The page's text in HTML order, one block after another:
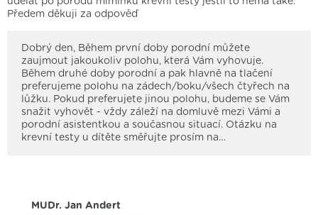
Předem děkuji za odpověď
Dobrý den, Během první doby porodní můžete
zaujmout jakoukoliv polohu, která Vám vyhovuje.
Během druhé doby porodní a pak hlavně na tlačení
preferujeme polohu na zádech/boku/všech čtyřech na
lůžku. Pokud preferujete jinou polohu, budeme se Vám
snažit vyhovět - vždy záleží na domluvě mezi Vámi a
porodní asistentkou a současnou situací. Otázku na
krevní testy u dítěte směřujte prosím na…
MUDr. Jan Andert